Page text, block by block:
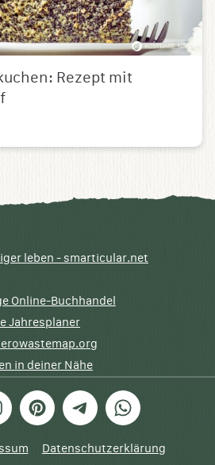
Rezept mit
leben - smarticular.net
Online-Buchhandel
Jahresplaner
in deiner Nähe
PinterestTelegramWhatsApp
Datenschutzerklärung